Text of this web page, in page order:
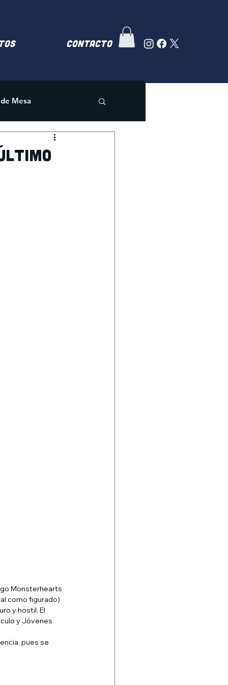
Contacto
Mesa
Monsterhearts
como figurado)
y hostil. El
y Jóvenes
pues se